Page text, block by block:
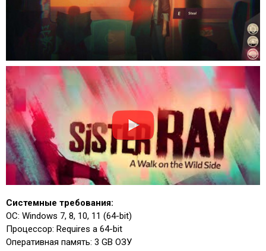
Системные требования:
ОС: Windows 7, 8, 10, 11 (64-bit)
Процессор: Requires a 64-bit
Оперативная память: 3 GB ОЗУ